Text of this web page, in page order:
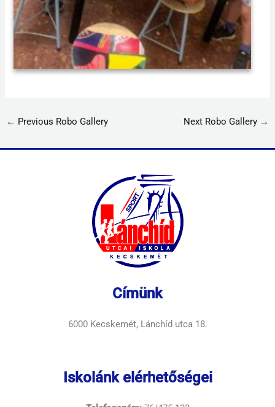
← Previous Robo Gallery Next Robo Gallery →
Címünk
6000 Kecskemét, Lánchíd utca 18.
Iskolánk elérhetőségei